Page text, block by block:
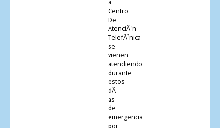
a
Centro
De
AtenciÃ³n
TelefÃ³nica
se
vienen
atendiendo
durante
estos
dÃ­
as
de
emergencia
por